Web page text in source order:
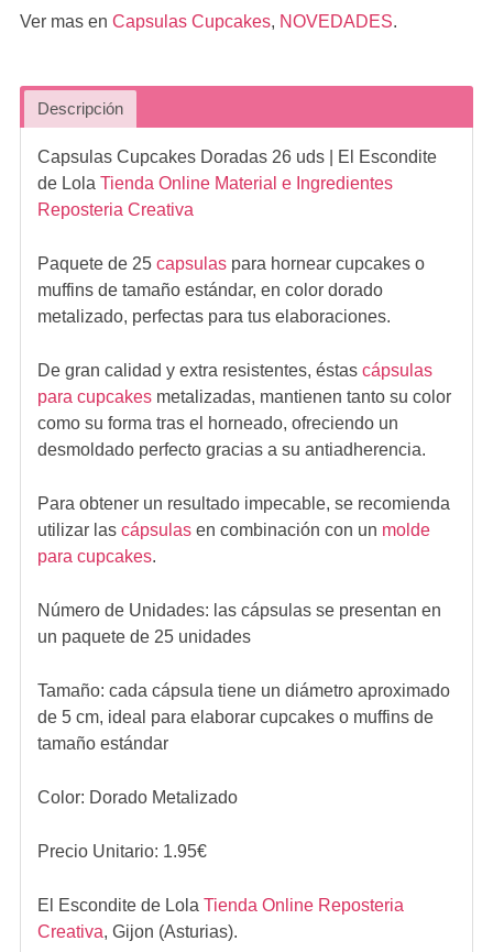
Ver mas en Capsulas Cupcakes, NOVEDADES.
Descripción
Capsulas Cupcakes Doradas 26 uds| El Escondite
de Lola Tienda Online Material e Ingredientes
Reposteria Creativa
Paquete de 25 capsulaspara hornear cupcakes o
muffins de tamaño estándar, en color dorado
metalizado, perfectas para tus elaboraciones.
De gran calidad y extra resistentes, éstas cápsulas
para cupcakesmetalizadas, mantienen tanto su color
como su forma tras el horneado, ofreciendo un
desmoldado perfecto gracias a su antiadherencia.
Para obtener un resultado impecable, se recomienda
utilizar las cápsulasen combinación con un molde
para cupcakes.
Número de Unidades: las cápsulas se presentan en
un paquete de 25 unidades
Tamaño: cada cápsula tiene un diámetro aproximado
de 5 cm, ideal para elaborar cupcakes o muffins de
tamaño estándar
Color: Dorado Metalizado
Precio Unitario: 1.95€
El Escondite de Lola Tienda Online Reposteria
Creativa, Gijon (Asturias).